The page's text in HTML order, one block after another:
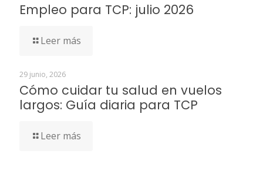
Empleo para TCP: julio 2026
Leer más
29 junio, 2026
Cómo cuidar tu salud en vuelos
largos: Guía diaria para TCP
Leer más